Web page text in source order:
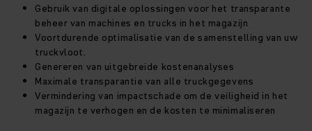
Gebruik van digitale oplossingen voor het transparante
beheer van machines en trucks in het magazijn
Voortdurende optimalisatie van de samenstelling van uw
truckvloot.
Genereren van uitgebreide kostenanalyses
Maximale transparantie van alle truckgegevens
Vermindering van impactschade om de veiligheid in het
magazijn te verhogen en de kosten te minimaliseren